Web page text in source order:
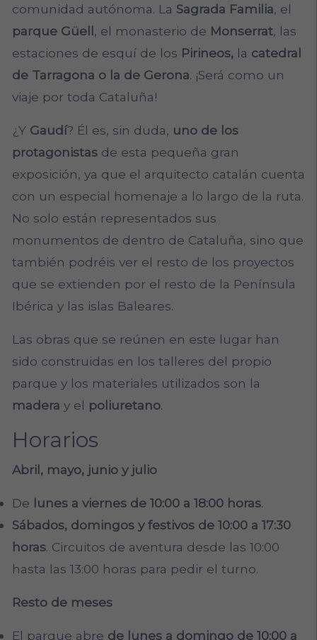
comunidad autónoma. La Sagrada Familia, el
parque Güell, el monasterio de Monserrat, las
estaciones de esquí de los Pirineos,la catedral
de Tarragona o la de Gerona. ¡Será como un
viaje por toda Cataluña!
¿Y Gaudí? Él es, sin duda, uno de los
protagonistasde esta pequeña gran
exposición, ya que el arquitecto catalán cuenta
con un especial homenaje a lo largo de la ruta.
No solo están representados sus
monumentos de dentro de Cataluña, sino que
también podréis ver el resto de los proyectos
que se extienden por el resto de la Península
Ibérica y las islas Baleares.
Las obras que se reúnen en este lugar han
sido construidas en los talleres del propio
parque y los materiales utilizados son la
madera y el poliuretano.
Horarios
Abril, mayo, junio y julio
De lunes a viernes de 10:00 a 18:00 horas.
Sábados, domingos y festivos de 10:00 a 17:30
horas. Circuitos de aventura desde las 10:00
hasta las 13:00 horas para pedir el turno.
Resto de meses
El parque abre de lunes a domingo de 10:00 a